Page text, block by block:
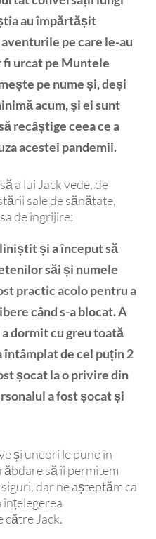
au împărtășit
pe care le-au
urcat pe Muntele
pe nume și, deși
acum, și ei sunt
recâștige ceea ce a
acestei pandemii.
a lui Jack vede, de
sale de sănătate,
de îngrijire:
liniștit și a început să
săi și numele
practic acolo pentru a
când s-a blocat. A
dormit cu greu toată
întâmplat de cel puțin 2
șocat la o privire din
a fost șocat și
și uneori le pune în
să îi permitem
dar ne așteptăm ca
înțelegerea
către Jack.